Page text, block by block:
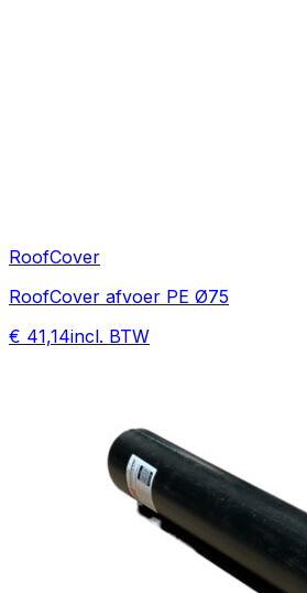
RoofCover
RoofCover afvoer PE Ø75
€ 41,14incl. BTW